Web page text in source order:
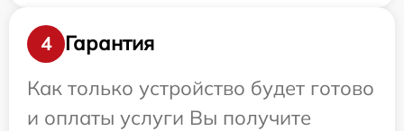
4
Гарантия
Как только устройство будет готово
и оплаты услуги Вы получите